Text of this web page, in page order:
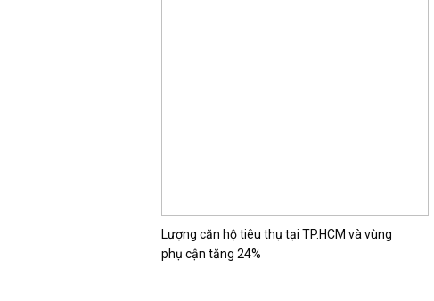
Lượng căn hộ tiêu thụ tại TP.HCM và vùng
phụ cận tăng 24%